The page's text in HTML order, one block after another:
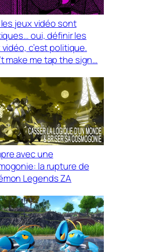
jeux vidéo sont
oui, définir les
c’est politique.
make me tap the sign…
avec une
la rupture de
Legends ZA